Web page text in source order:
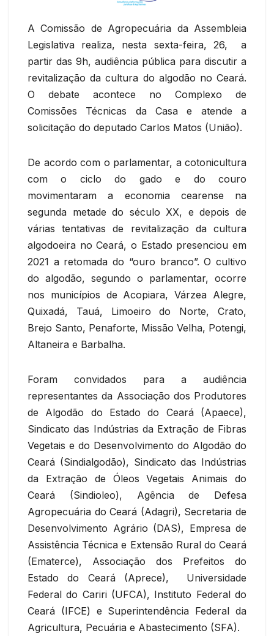
A Comissão de Agropecuária da Assembleia
Legislativa realiza, nesta sexta-feira, 26, a
partir das 9h, audiência pública para discutir a
revitalização da cultura do algodão no Ceará.
O debate acontece no Complexo de
Comissões Técnicas da Casa e atende a
solicitação do deputado Carlos Matos (União).
De acordo com o parlamentar, a cotonicultura
com o ciclo do gado e do couro
movimentaram a economia cearense na
segunda metade do século XX, e depois de
várias tentativas de revitalização da cultura
algodoeira no Ceará, o Estado presenciou em
2021 a retomada do “ouro branco”. O cultivo
do algodão, segundo o parlamentar, ocorre
nos municípios de Acopiara, Várzea Alegre,
Quixadá, Tauá, Limoeiro do Norte, Crato,
Brejo Santo, Penaforte, Missão Velha, Potengi,
Altaneira e Barbalha.
Foram convidados para a audiência
representantes da Associação dos Produtores
de Algodão do Estado do Ceará (Apaece),
Sindicato das Indústrias da Extração de Fibras
Vegetais e do Desenvolvimento do Algodão do
Ceará (Sindialgodão), Sindicato das Indústrias
da Extração de Óleos Vegetais Animais do
Ceará (Sindioleo), Agência de Defesa
Agropecuária do Ceará (Adagri), Secretaria de
Desenvolvimento Agrário (DAS), Empresa de
Assistência Técnica e Extensão Rural do Ceará
(Ematerce), Associação dos Prefeitos do
Estado do Ceará (Aprece), Universidade
Federal do Cariri (UFCA), Instituto Federal do
Ceará (IFCE) e Superintendência Federal da
Agricultura, Pecuária e Abastecimento (SFA).